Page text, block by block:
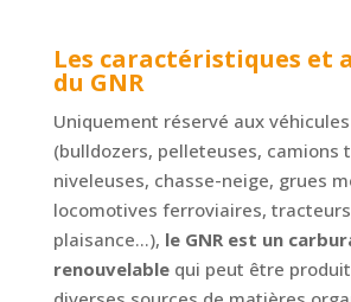
Les caractéristiques et
du GNR
Uniquement réservé aux
(bulldozers, pelleteuses, camions
niveleuses, chasse-neige, grues
locomotives ferroviaires,
plaisance…), le GNR est un
renouvelablequi peut être